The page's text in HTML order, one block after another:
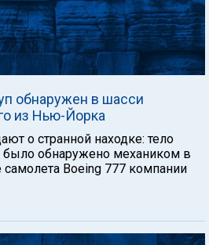
обнаружен в шасси
из Нью-Йорка
о странной находке: тело
обнаружено механиком в
самолета Boeing 777 компании